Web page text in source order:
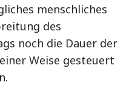
menschliches
des
noch die Dauer der
Weise gesteuert